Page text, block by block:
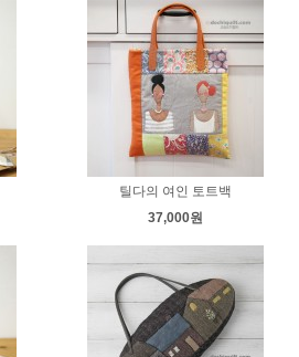
틸다의 여인 토트백
37,000원